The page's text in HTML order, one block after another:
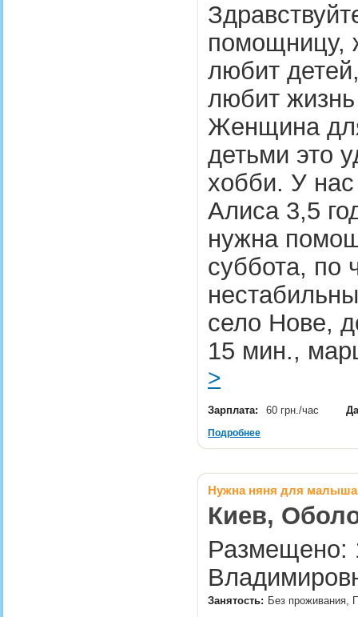
помощницу,
любит
любит
Женщина
детьми это
хобби. У нас
Алиса 3,5
нужна
суббота, по
село Нове,
15 мин.,
>
Зарплата: 60 грн./час
Подробнее
Нужна няня для малыша
Киев,
Размещено:
Занятость: Без проживания,